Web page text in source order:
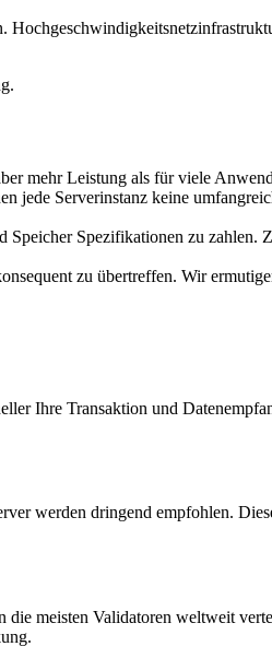
mehr Leistung als für viele
jede Serverinstanz keine
Spezifikationen zu
zu übertreffen. Wir
Ihre Transaktion und
werden dringend empfohlen.
meisten Validatoren weltweit